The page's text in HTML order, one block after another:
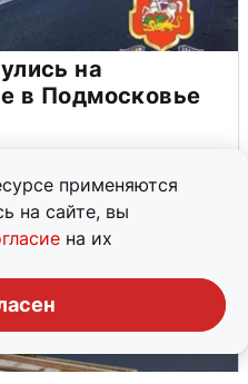
применяются
на сайте, вы
на их
на
в Подмосковье